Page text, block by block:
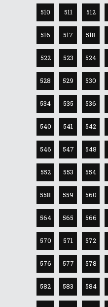
510 511 512
516 517 518
522 523 524
528 529 530
534 535 536
540 541 542
546 547 548
552 553 554
558 559 560
564 565 566
570 571 572
576 577 578
582 583 584